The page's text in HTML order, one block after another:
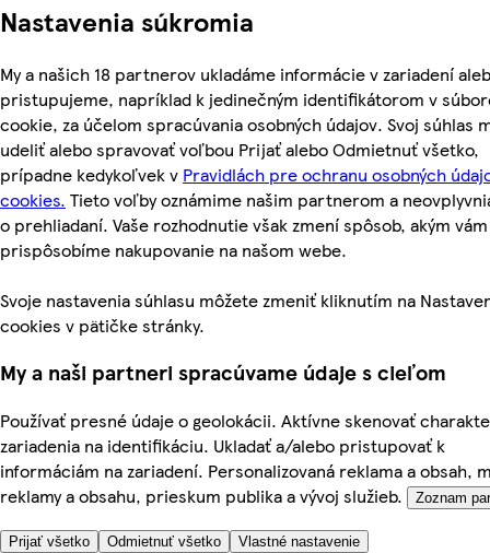
Nastavenia súkromia
My a našich 18 partnerov ukladáme informácie v zariadení
pristupujeme, napríklad k jedinečným identifikátorom v
cookie, za účelom spracúvania osobných údajov. Svoj súhlas
udeliť alebo spravovať voľbou Prijať alebo Odmietnuť všetko,
prípadne kedykoľvek v Pravidlách pre ochranu osobných
cookies. Tieto voľby oznámime našim partnerom a
o prehliadaní. Vaše rozhodnutie však zmení spôsob, akým vám
prispôsobíme nakupovanie na našom webe.
Svoje nastavenia súhlasu môžete zmeniť kliknutím na
cookies v pätičke stránky.
My a naši partneri spracúvame údaje s cieľom
Používať presné údaje o geolokácii. Aktívne skenovať
zariadenia na identifikáciu. Ukladať a/alebo pristupovať k
informáciám na zariadení. Personalizovaná reklama a obsah,
reklamy a obsahu, prieskum publika a vývoj služieb.
Zoznam
Prijať všetko Odmietnuť všetko Vlastné nastavenie